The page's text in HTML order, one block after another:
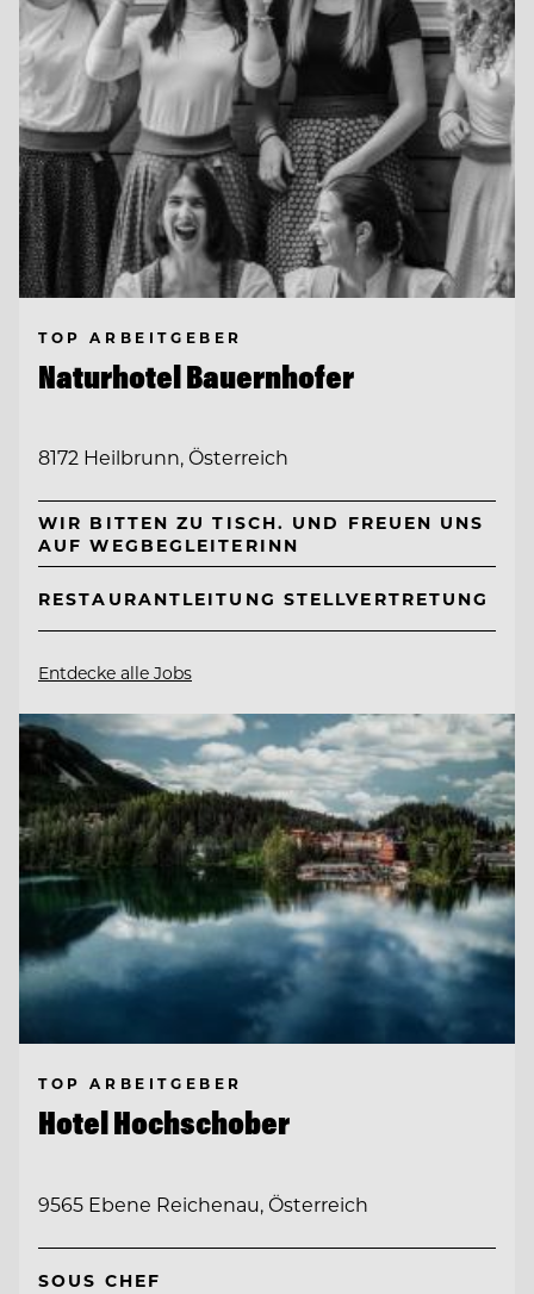
TOP ARBEITGEBER
Naturhotel Bauernhofer
8172 Heilbrunn, Österreich
WIR BITTEN ZU TISCH. UND FREUEN UNS
AUF WEGBEGLEITERINN
RESTAURANTLEITUNG STELLVERTRETUNG
Entdecke alle Jobs
TOP ARBEITGEBER
Hotel Hochschober
9565 Ebene Reichenau, Österreich
SOUS CHEF